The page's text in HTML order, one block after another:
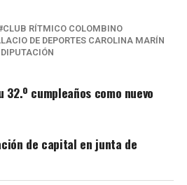
CLUB RÍTMICO COLOMBINO
DE DEPORTES CAROLINA MARÍN
cumpleaños como nuevo
de capital en junta de